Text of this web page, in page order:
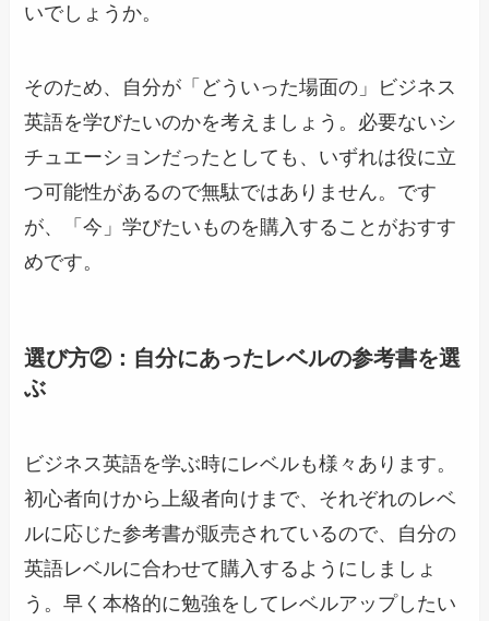
いでしょうか。
そのため、自分が「どういった場面の」ビジネス
英語を学びたいのかを考えましょう。必要ないシ
チュエーションだったとしても、いずれは役に立
つ可能性があるので無駄ではありません。です
が、「今」学びたいものを購入することがおすす
めです。
選び方②：自分にあったレベルの参考書を選
ぶ
ビジネス英語を学ぶ時にレベルも様々あります。
初心者向けから上級者向けまで、それぞれのレベ
ルに応じた参考書が販売されているので、自分の
英語レベルに合わせて購入するようにしましょ
う。早く本格的に勉強をしてレベルアップしたい